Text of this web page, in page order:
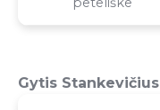
Gytis Stankevičius